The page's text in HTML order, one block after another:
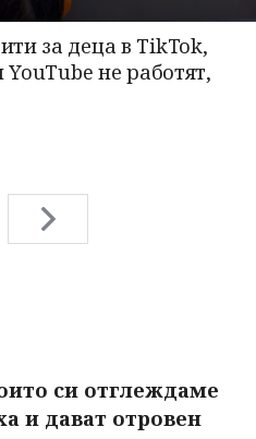
за деца в TikTok,
не работят,
си отглеждаме
и дават отровен